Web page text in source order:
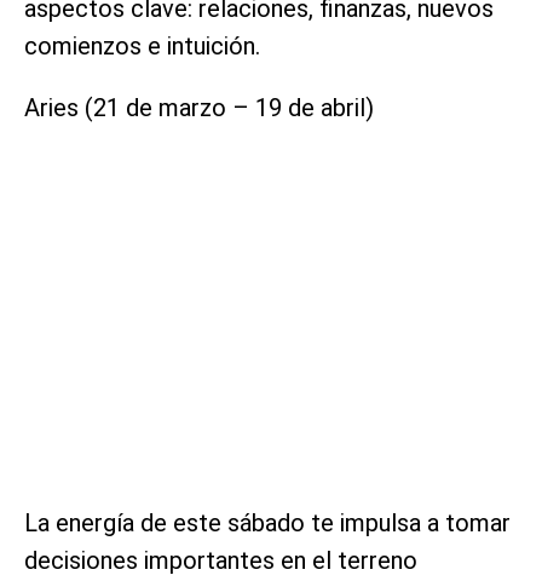
aspectos clave: relaciones, finanzas, nuevos
comienzos e intuición.
Aries (21 de marzo – 19 de abril)
La energía de este sábado te impulsa a tomar
decisiones importantes en el terreno